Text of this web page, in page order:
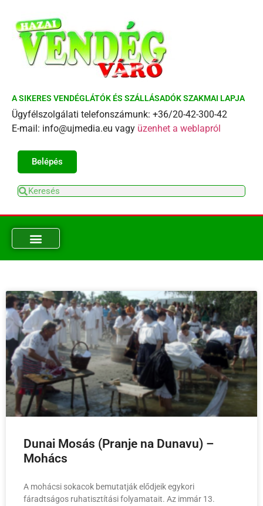
A SIKERES VENDÉGLÁTÓK ÉS SZÁLLÁSADÓK SZAKMAI LAPJA
Ügyfélszolgálati telefonszámunk: +36/20-42-300-42
E-mail: info@ujmedia.eu vagy üzenhet a weblapról
Belépés
Dunai Mosás (Pranje na Dunavu) –
Mohács
A mohácsi sokacok bemutatják elődjeik egykori
fáradtságos ruhatisztítási folyamatait. Az immár 13.